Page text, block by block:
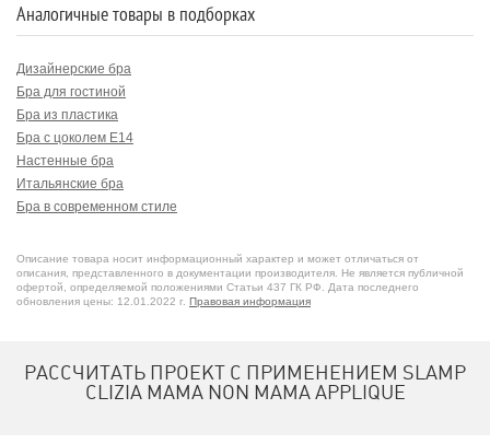
Аналогичные товары в подборках
Дизайнерские бра
Бра для гостиной
Бра из пластика
Бра с цоколем E14
Настенные бра
Итальянские бра
Бра в современном стиле
Описание товара носит информационный характер и может отличаться от
описания, представленного в документации производителя. Не является публичной
офертой, определяемой положениями Статьи 437 ГК РФ. Дата последнего
обновления цены: 12.01.2022 г. Правовая информация
РАССЧИТАТЬ ПРОЕКТ С ПРИМЕНЕНИЕМ SLAMP
CLIZIA MAMA NON MAMA APPLIQUE